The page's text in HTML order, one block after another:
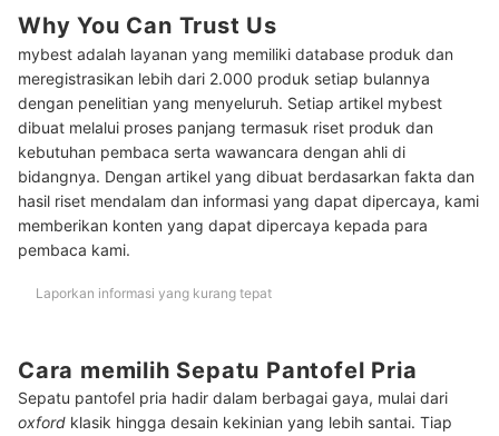
Baca juga rekomendasi produk sepatu pria lainnya di sini
Why You Can Trust Us
mybest adalah layanan yang memiliki database produk dan
meregistrasikan lebih dari 2.000 produk setiap bulannya
dengan penelitian yang menyeluruh. Setiap artikel mybest
dibuat melalui proses panjang termasuk riset produk dan
kebutuhan pembaca serta wawancara dengan ahli di
bidangnya. Dengan artikel yang dibuat berdasarkan fakta dan
hasil riset mendalam dan informasi yang dapat dipercaya, kami
memberikan konten yang dapat dipercaya kepada para
pembaca kami.
Laporkan informasi yang kurang tepat
Cara memilih Sepatu Pantofel Pria
Sepatu pantofel pria hadir dalam berbagai gaya, mulai dari
oxford klasik hingga desain kekinian yang lebih santai. Tiap